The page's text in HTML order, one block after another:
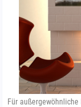
Für